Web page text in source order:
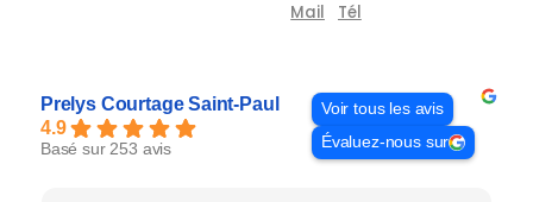
Mail
Tél
Prelys Courtage Saint-Paul
4.9
Basé sur 253 avis
Voir tous les avis
Évaluez-nous sur